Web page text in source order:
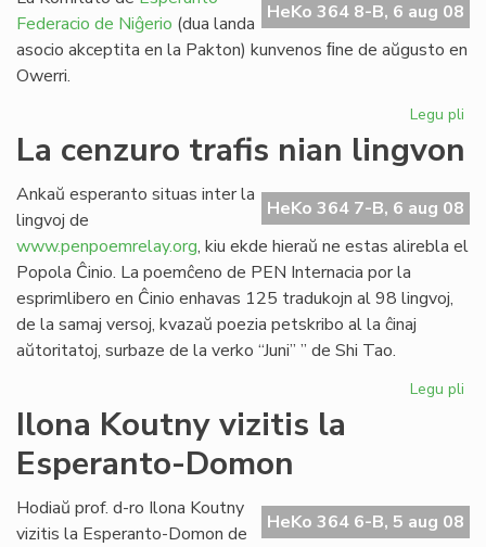
HeKo 364 8-B, 6 aug 08
Federacio de Niĝerio (dua landa
asocio akceptita en la Pakton) kunvenos ﬁne de aŭgusto en
Owerri.
Legu pli
La cenzuro trafis nian lingvon
HeKo 364 7-B, 6 aug 08
Ankaŭ esperanto situas inter la
lingvoj de
www.penpoemrelay.org, kiu ekde hieraŭ ne estas alirebla el
Popola Ĉinio. La poemĉeno de PEN Internacia por la
esprimlibero en Ĉinio enhavas 125 tradukojn al 98 lingvoj,
de la samaj versoj, kvazaŭ poezia petskribo al la ĉinaj
aŭtoritatoj, surbaze de la verko “Juni” ” de Shi Tao.
Legu pli
Ilona Koutny vizitis la
Esperanto-Domon
HeKo 364 6-B, 5 aug 08
Hodiaŭ prof. d-ro Ilona Koutny
vizitis la Esperanto-Domon de